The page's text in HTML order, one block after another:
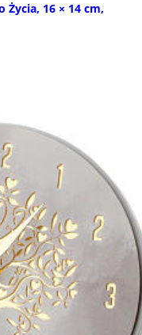
Życia, 16 × 14 cm,